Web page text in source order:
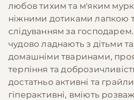
любов тихим та м'яким
ніжними дотиками лапкою
слідуванням за
чудово ладнають з дітьми
домашніми тваринами,
терпіння та
достатньо активні та
гіперактивні, вміють